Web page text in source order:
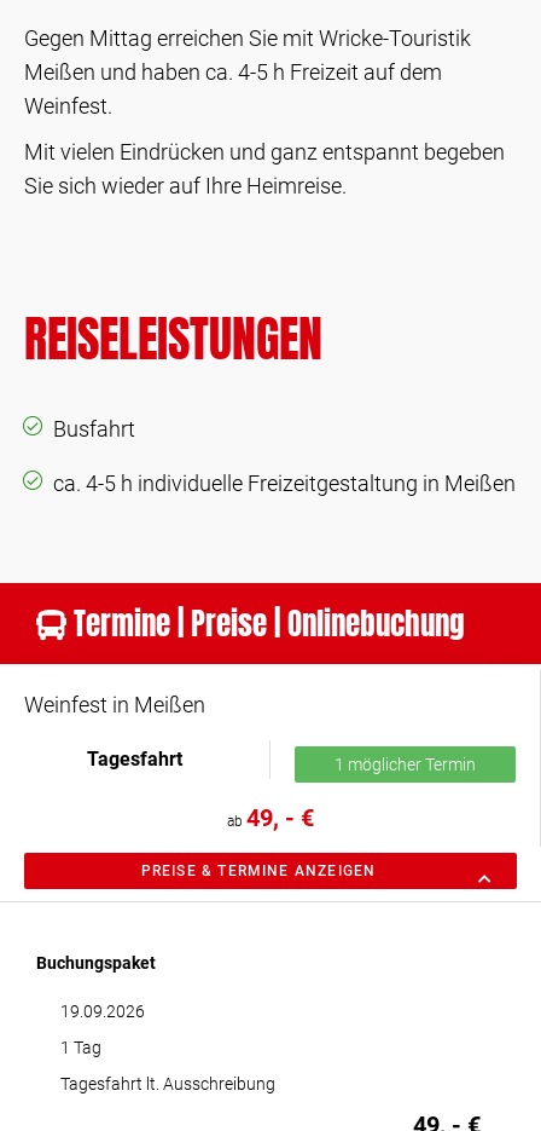
Gegen Mittag erreichen Sie mit Wricke-Touristik
Meißen und haben ca. 4-5 h Freizeit auf dem
Weinfest.
Mit vielen Eindrücken und ganz entspannt begeben
Sie sich wieder auf Ihre Heimreise.
REISELEISTUNGEN
Busfahrt
ca. 4-5 h individuelle Freizeitgestaltung in Meißen
Termine | Preise | Onlinebuchung
Weinfest in Meißen
Tagesfahrt 1 möglicher Termin
ab 49, - €
PREISE & TERMINE ANZEIGEN
Buchungspaket
19.09.2026
1 Tag
Tagesfahrt lt. Ausschreibung
49, - €